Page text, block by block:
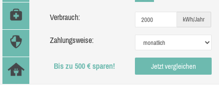
Verbrauch: kWh/Jahr
Zahlungsweise:
Bis zu 500 € sparen! Jetzt vergleichen